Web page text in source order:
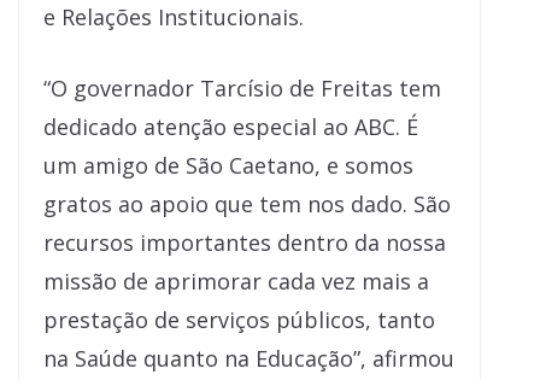
e Relações Institucionais.
“O governador Tarcísio de Freitas tem
dedicado atenção especial ao ABC. É
um amigo de São Caetano, e somos
gratos ao apoio que tem nos dado. São
recursos importantes dentro da nossa
missão de aprimorar cada vez mais a
prestação de serviços públicos, tanto
na Saúde quanto na Educação”, afirmou